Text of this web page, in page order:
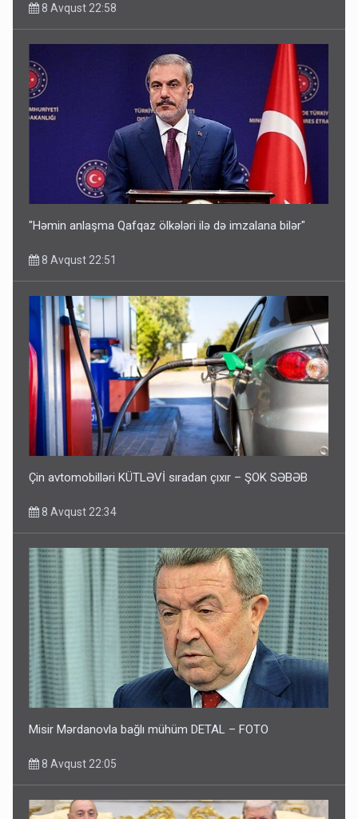
8 Avqust 22:58
"Həmin anlaşma Qafqaz ölkələri ilə də imzalana bilər"
8 Avqust 22:51
Çin avtomobilləri KÜTLƏVİ sıradan çıxır – ŞOK SƏBƏB
8 Avqust 22:34
Misir Mərdanovla bağlı mühüm DETAL – FOTO
8 Avqust 22:05